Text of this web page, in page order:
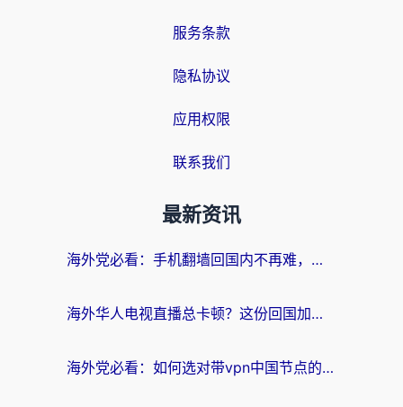
服务条款
隐私协议
应用权限
联系我们
最新资讯
海外党必看：手机翻墙回国内不再难，一篇搞定无缝访问国内资源指南
海外华人电视直播总卡顿？这份回国加速器选择指南帮你无缝看国内资源
海外党必看：如何选对带vpn中国节点的加速器？无缝访问国内资源全攻略